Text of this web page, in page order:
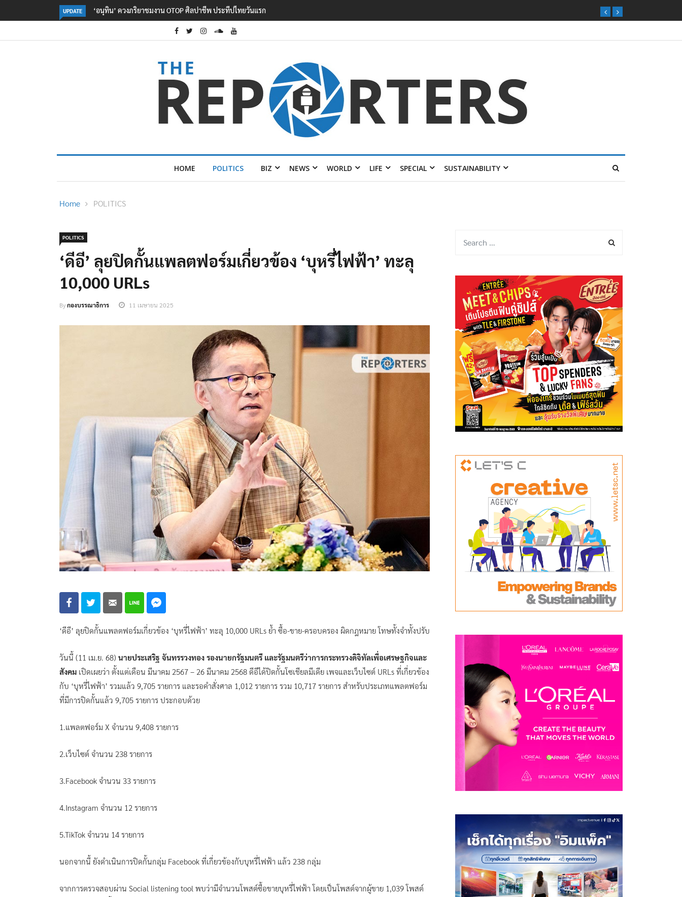
UPDATE ลอรีอัลโชว์ผลประกอบการครึ่งปีแรกโต 6.5% กวาดรายได้ 2.3 หมื่นล้านยูโร คว้าไลเซนส์ ‘กุชชี่’ 50 ปี พร้อมส่ง 4 แบรนด์ใหม่บุกตลาดไทย
HOME POLITICS BIZ NEWS WORLD LIFE SPECIAL SUSTAINABILITY
Home POLITICS
POLITICS
‘ดีอี’ ลุยปิดกั้นแพลตฟอร์มเกี่ยวข้อง ‘บุหรี่ไฟฟ้า’ ทะลุ
10,000 URLs
Byกองบรรณาธิการ 11 เมษายน 2025
‘ดีอี’ ลุยปิดกั้นแพลตฟอร์มเกี่ยวข้อง ‘บุหรี่ไฟฟ้า’ ทะลุ 10,000 URLs ย้ำ ซื้อ-ขาย-ครอบครอง ผิดกฎหมาย โทษทั้งจำทั้งปรับ
วันนี้ (11 เม.ย. 68) นายประเสริฐ จันทรรวงทอง รองนายกรัฐมนตรี และรัฐมนตรีว่าการกระทรวงดิจิทัลเพื่อเศรษฐกิจและ
สังคม เปิดเผยว่า ตั้งแต่เดือน มีนาคม 2567 – 26 มีนาคม 2568 ดีอีได้ปิดกั้นโซเชียลมีเดีย เพจและเว็บไซต์ URLs ที่เกี่ยวข้อง
กับ ‘บุหรี่ไฟฟ้า’ รวมแล้ว 9,705 รายการ และรอคำสั่งศาล 1,012 รายการ รวม 10,717 รายการ สำหรับประเภทแพลตฟอร์ม
ที่มีการปิดกั้นแล้ว 9,705 รายการ ประกอบด้วย
1.แพลตฟอร์ม X จำนวน 9,408 รายการ
2.เว็บไซต์ จำนวน 238 รายการ
3.Facebook จำนวน 33 รายการ
4.Instagram จำนวน 12 รายการ
5.TikTok จำนวน 14 รายการ
นอกจากนี้​ ยังดำเนินการปิดกั้นกลุ่ม Facebook ที่เกี่ยวข้องกับบุหรี่ไฟฟ้า แล้ว​ 238 กลุ่ม
จากการตรวจสอบผ่าน Social listening tool พบว่ามีจำนวนโพสต์ซื้อขายบุหรี่ไฟฟ้า โดยเป็นโพสต์จากผู้ขาย 1,039 โพสต์